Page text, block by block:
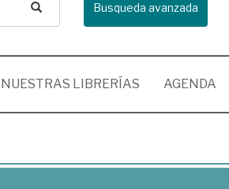
Busqueda avanzada
NUESTRAS LIBRERÍAS AGENDA